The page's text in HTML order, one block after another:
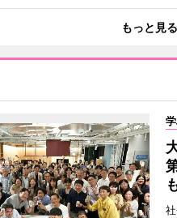
もっと見る